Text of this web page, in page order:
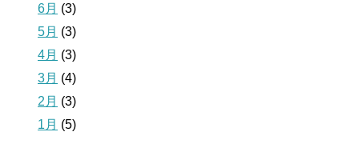
6月 (3)
5月 (3)
4月 (3)
3月 (4)
2月 (3)
1月 (5)